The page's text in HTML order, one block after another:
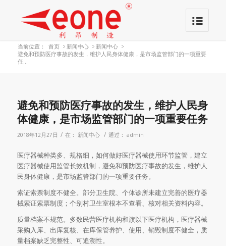
当前位置： 首页 > 新闻中心 > 新闻中心 >
避免和预防医疗事故的发生，维护人民身体健康，是市场监管部门的一项重要
任...
避免和预防医疗事故的发生，维护人民身
体健康，是市场监管部门的一项重要任务
2018年12月27日 / 在： 新闻中心 / 通过： admin
医疗器械种类多、规格细，如何做好医疗器械使用环节监管，建立
医疗器械使用监管长效机制，避免和预防医疗事故的发生，维护人
民身体健康，是市场监管部门的一项重要任务。
索证索票制度不健全。部分卫生院、个体诊所未建立完善的医疗器
械索证索票制度；个别村卫生室根本不查看、核对相关资料内容。
质量档案不规范。多数民营医疗机构和旗以下医疗机构，医疗器械
采购入库、出库复核、在库保管养护、使用、销毁制度不健全，质
量档案缺乏完整性、可追溯性。